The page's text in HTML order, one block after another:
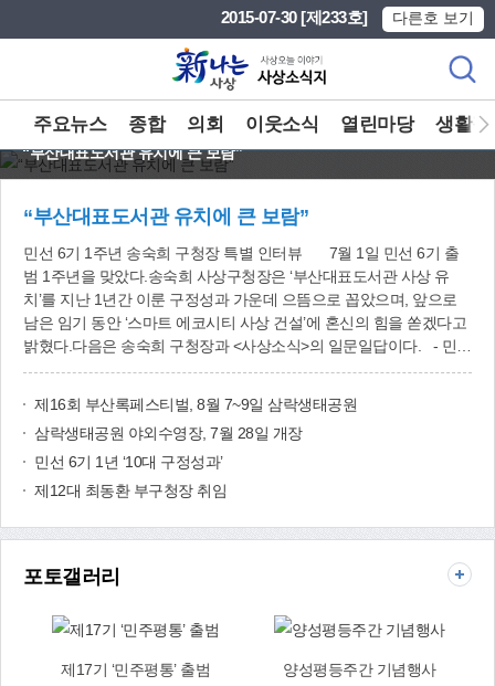
2015-07-30 [제233호] 다른호 보기
주요뉴스 종합 의회 이웃소식 열린마당 생활정
“부산대표도서관 유치에 큰 보람”
“부산대표도서관 유치에 큰 보람”
민선 6기 1주년 송숙희 구청장 특별 인터뷰 7월 1일 민선 6기 출
범 1주년을 맞았다.송숙희 사상구청장은 ‘부산대표도서관 사상 유
치’를 지난 1년간 이룬 구정성과 가운데 으뜸으로 꼽았으며, 앞으로
남은 임기 동안 ‘스마트 에코시티 사상 건설’에 혼신의 힘을 쏟겠다고
밝혔다.다음은 송숙희 구청장과 <사상소식>의 일문일답이다. - 민선
6기 출범 1주년을 맞이한 소감을 부탁드립니다.▶ 지난해 7월 ‘중단
써 1년이 지났습니다. 사상의 변화와 발전을 위해 많은 관심과 성원
을 보내주신 구민 여러분께 이 자리를 빌려 감사드립니다.그동안 지
역발전과 구민의 삶의 질 향상을 위해 쉼 없이 달려온 결과, 부산대표
도서관 사상 유치를 비롯해 사상공업지역 재생사업 본격 추진, 육아
구민 여러분의 뜨거운 성원과 참여 덕분입니다. 다시 한 번 감사드립
게 살아가는 ‘스마트 에코시티 사상’ 만들기에 혼신의 힘을 쏟겠습니
있었던 일은 무엇입니까?▶ 10개 구가 치열한 경쟁을 벌인 ‘부산대표
부산지역 모든 도서관의 컨트롤 타워 역할을 할 부산대표도서관이 덕
제16회 부산록페스티벌, 8월 7~9일 삼락생태공원
삼락생태공원 야외수영장, 7월 28일 개장
민선 6기 1년 ‘10대 구정성과’
제12대 최동환 부구청장 취임
포토갤러리
제17기 ‘민주평통’ 출범 양성평등주간 기념행사